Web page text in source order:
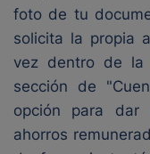
foto de tu
solicita la propia
vez dentro de la
sección de
opción para
ahorros